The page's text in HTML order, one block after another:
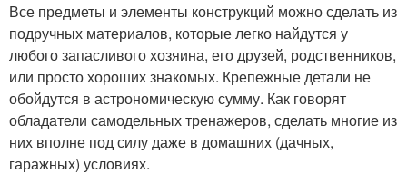
Все предметы и элементы конструкций можно сделать из
подручных материалов, которые легко найдутся у
любого запасливого хозяина, его друзей, родственников,
или просто хороших знакомых. Крепежные детали не
обойдутся в астрономическую сумму. Как говорят
обладатели самодельных тренажеров, сделать многие из
них вполне под силу даже в домашних (дачных,
гаражных) условиях.